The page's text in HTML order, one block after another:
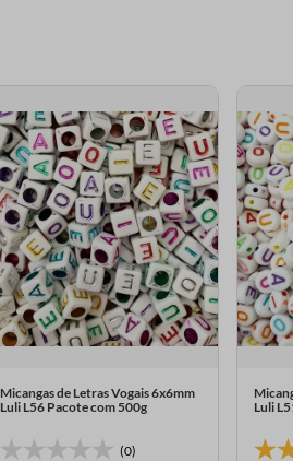
Micangas de Letras Vogais 6x6mm
Luli L56 Pacote com 500g
(0)
Luli